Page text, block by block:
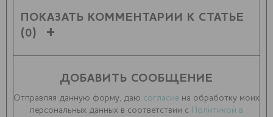
ПОКАЗАТЬ КОММЕНТАРИИ К СТАТЬЕ
(0)
ДОБАВИТЬ СООБЩЕНИЕ
Отправляя данную форму, даю согласие на обработку моих
персональных данных в соответствии с Политикой в